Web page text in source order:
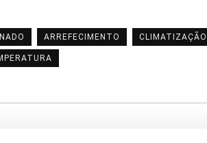
ARREFECIMENTO CLIMATIZAÇÃO